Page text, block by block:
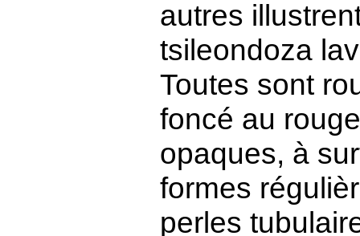
autres
tsileondoza
Toutes sont
foncé au
opaques, à
formes
perles